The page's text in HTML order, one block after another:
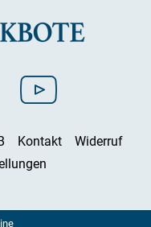
Kontakt
Widerruf